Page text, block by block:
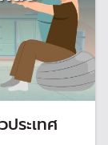
ระเทศ